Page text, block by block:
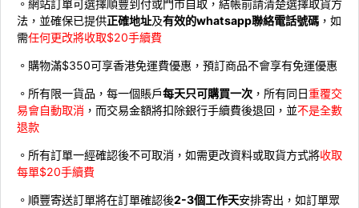
。網站訂單可選擇順豐到付或門市自取，結帳前請清楚選擇取貨方
法，並確保已提供正確地址及有效的whatsapp聯絡電話號碼 ，如
需任何更改將收取$20手續費
。購物滿$350可享香港免運費優惠，預訂商品不會享有免運優惠
。所有限一貨品，每一個賬戶每天只可購買一次 ，所有同日重覆交
易會自動取消 ，而交易金額將扣除銀行手續費後退回，並不是全數
退款
。所有訂單一經確認後不可取消，如需更改資料或取貨方式將收取
每單$20手續費
。順豐寄送訂單將在訂單確認後2-3個工作天安排寄出，如訂單眾